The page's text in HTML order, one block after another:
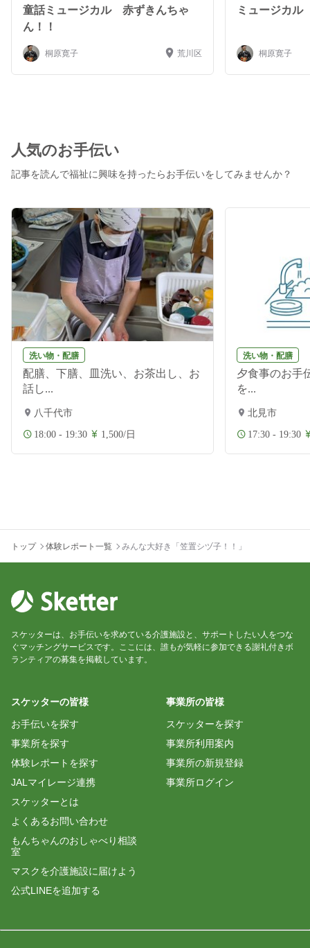
童話ミュージカル 赤ずきんちゃ
ん！！
桐原寛子 荒川区
ミュージカ
桐原寛子
人気のお手伝い
記事を読んで福祉に興味を持ったらお手伝いをしてみませんか？
洗い物・配膳
配膳、下膳、皿洗い、お茶出し、お
話し...
八千代市
18:00 - 19:30 1,500/日
洗い物・配膳
夕食事のお手
を...
北見市
17:30 - 19:30
トップ 体験レポート一覧 みんな大好き「笠置シヅ子！！」
スケッターは、お手伝いを求めている介護施設と、サポートしたい人をつな
ぐマッチングサービスです。ここには、誰もが気軽に参加できる謝礼付きボ
ランティアの募集を掲載しています。
スケッターの皆様
お手伝いを探す
事業所を探す
体験レポートを探す
JALマイレージ連携
スケッターとは
よくあるお問い合わせ
もんちゃんのおしゃべり相談
室
マスクを介護施設に届けよう
公式LINEを追加する
事業所の皆様
スケッターを探す
事業所利用案内
事業所の新規登録
事業所ログイン